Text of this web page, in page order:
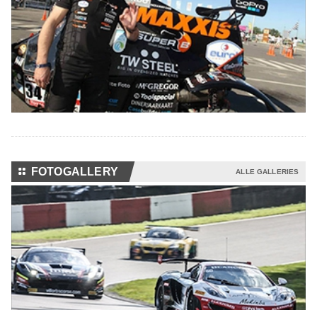
⚏ FOTOGALLERY ALLE GALLERIES